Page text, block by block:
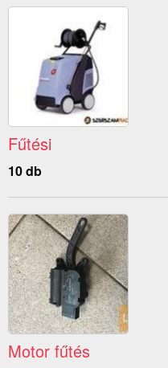
Fűtési
10 db
Motor fűtés